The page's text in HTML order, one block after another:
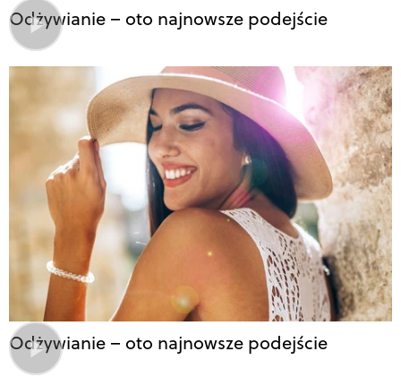
Odżywianie – oto najnowsze podejście
Odżywianie – oto najnowsze podejście